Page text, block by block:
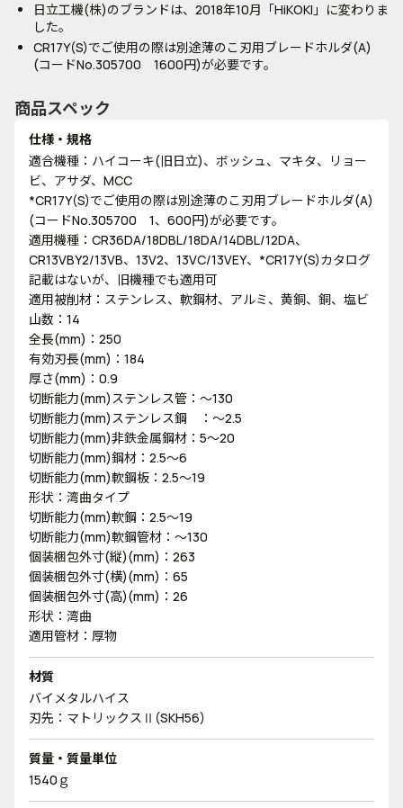
日立工機(株)のブランドは、2018年10月「HiKOKI」に変わりま
した。
CR17Y(S)でご使用の際は別途薄のこ刃用ブレードホルダ(A)
(コードNo.305700 1600円)が必要です。
商品スペック
仕様・規格
適合機種：ハイコーキ(旧日立)、ボッシュ、マキタ、リョー
ビ、アサダ、MCC
*CR17Y(S)でご使用の際は別途薄のこ刃用ブレードホルダ(A)
(コードNo.305700 1、600円)が必要です。
適用機種：CR36DA/18DBL/18DA/14DBL/12DA、
CR13VBY2/13VB、13V2、13VC/13VEY、*CR17Y(S)カタログ
記載はないが、旧機種でも適用可
適用被削材：ステンレス、軟鋼材、アルミ、黄銅、銅、塩ビ
山数：14
全長(mm)：250
有効刃長(mm)：184
厚さ(mm)：0.9
切断能力(mm)ステンレス管：～130
切断能力(mm)ステンレス鋼 ：～2.5
切断能力(mm)非鉄金属鋼材：5～20
切断能力(mm)鋼材：2.5～6
切断能力(mm)軟鋼板：2.5～19
形状：湾曲タイプ
切断能力(mm)軟鋼：2.5～19
切断能力(mm)軟鋼管材：～130
個装梱包外寸(縦)(mm)：263
個装梱包外寸(横)(mm)：65
個装梱包外寸(高)(mm)：26
形状：湾曲
適用管材：厚物
材質
バイメタルハイス
刃先：マトリックスⅡ(SKH56)
質量・質量単位
1540ｇ